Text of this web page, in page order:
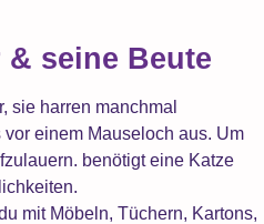
& seine Beute
sie harren manchmal
einem Mauseloch aus. Um
benötigt eine Katze
mit Möbeln, Tüchern, Kartons,